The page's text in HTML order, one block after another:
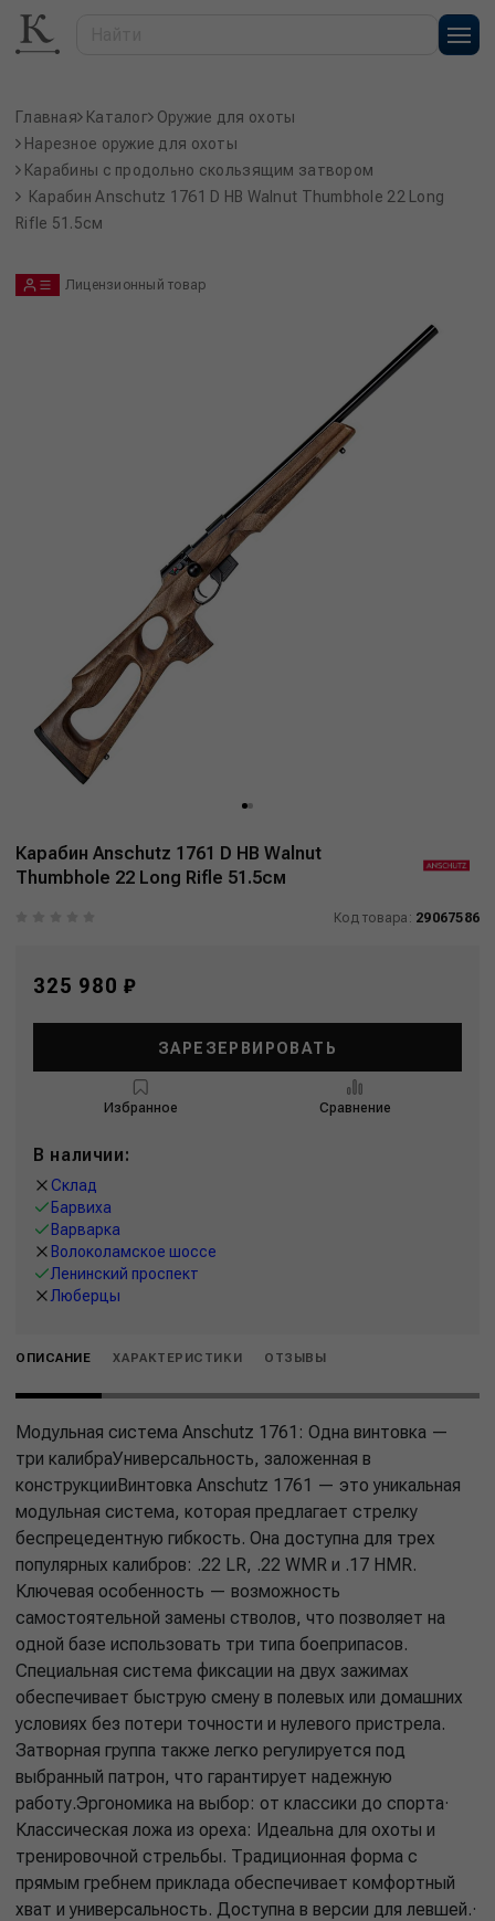
Главная Каталог Оружие для охоты
Нарезное оружие для охоты
Карабины с продольно скользящим затвором
Карабин Anschutz 1761 D HB Walnut Thumbhole 22 Long
Rifle 51.5см
Лицензионный товар
Карабин Anschutz 1761 D HB Walnut
Thumbhole 22 Long Rifle 51.5см
Код товара: 29067586
325 980 ₽
ЗАРЕЗЕРВИРОВАТЬ
Избранное Сравнение
В наличии:
Склад
Барвиха
Варварка
Волоколамское шоссе
Ленинский проспект
Люберцы
ОПИСАНИЕ ХАРАКТЕРИСТИКИ ОТЗЫВЫ
Модульная система Anschutz 1761: Одна винтовка —
три калибраУниверсальность, заложенная в
конструкцииВинтовка Anschutz 1761 — это уникальная
модульная система, которая предлагает стрелку
беспрецедентную гибкость. Она доступна для трех
популярных калибров: .22 LR, .22 WMR и .17 HMR.
Ключевая особенность — возможность
самостоятельной замены стволов, что позволяет на
одной базе использовать три типа боеприпасов.
Специальная система фиксации на двух зажимах
обеспечивает быструю смену в полевых или домашних
условиях без потери точности и нулевого пристрела.
Затворная группа также легко регулируется под
выбранный патрон, что гарантирует надежную
работу.Эргономика на выбор: от классики до спорта·
Классическая ложа из ореха: Идеальна для охоты и
тренировочной стрельбы. Традиционная форма с
прямым гребнем приклада обеспечивает комфортный
хват и универсальность. Доступна в версии для левшей.·